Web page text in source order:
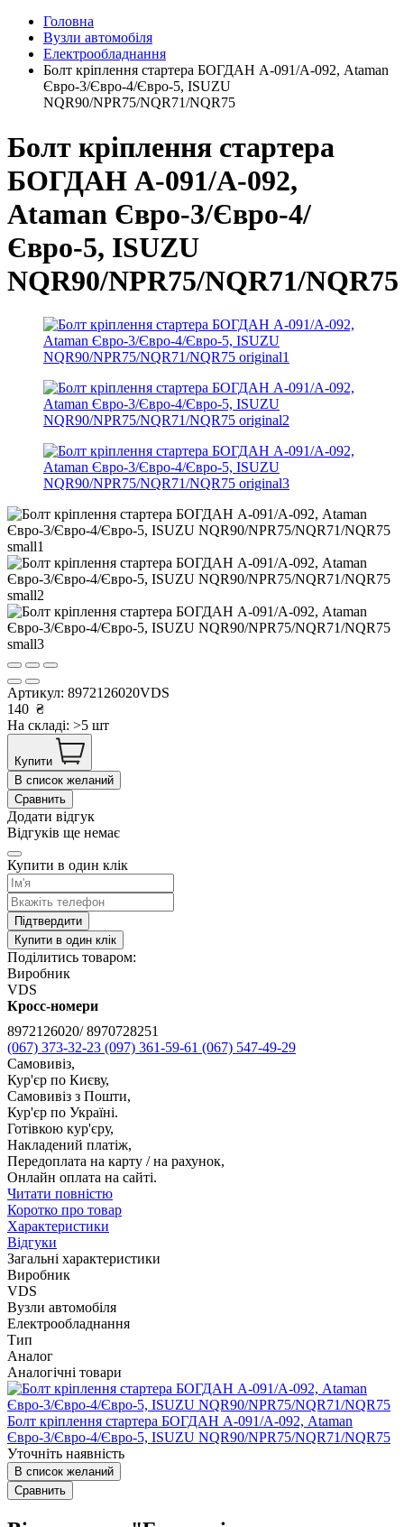
Головна
Вузли автомобіля
Електрообладнання
Болт кріплення стартера БОГДАН А-091/А-092, Ataman
Євро-3/Євро-4/Євро-5, ISUZU
NQR90/NPR75/NQR71/NQR75
Болт кріплення стартера
БОГДАН А-091/А-092,
Ataman Євро-3/Євро-4/
Євро-5, ISUZU
NQR90/NPR75/NQR71/NQR75
Артикул: 8972126020VDS
140 ₴
На складі: >5 шт
Купити
В список желаний
Сравнить
Додати відгук
Відгуків ще немає
Купити в один клік
Підтвердити
Купити в один клік
Поділитись товаром:
Виробник
VDS
Кросс-номери
8972126020/ 8970728251
(067) 373-32-23 (097) 361-59-61 (067) 547-49-29
Самовивіз,
Кур'єр по Києву,
Самовивіз з Пошти,
Кур'єр по Україні.
Готівкою кур'єру,
Накладений платіж,
Передоплата на карту / на рахунок,
Онлайн оплата на сайті.
Читати повністю
Коротко про товар
Характеристики
Відгуки
Загальні характеристики
Виробник
VDS
Вузли автомобіля
Електрообладнання
Тип
Аналог
Аналогічні товари
Болт кріплення стартера БОГДАН А-091/А-092, Ataman
Євро-3/Євро-4/Євро-5, ISUZU NQR90/NPR75/NQR71/NQR75
Уточніть наявність
В список желаний
Сравнить